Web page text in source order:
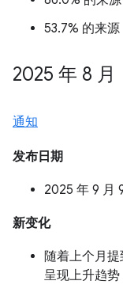
53.7% 的来源
2025 年 8 月
通知
发布日期
2025 年 9 月
新变化
随着上个月
呈现上升趋势